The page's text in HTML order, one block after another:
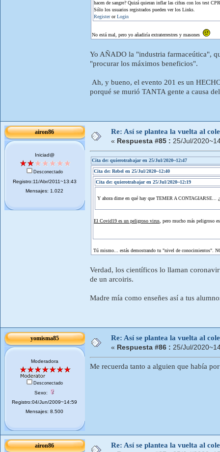
hacen de sangre? Quizá quieran inflar las cifras con los test CPR
Sólo los usuarios registrados pueden ver los Links.
RegisterorLogin
No está mal, pero yo añadiría extraterrestres y masones
Yo AÑADO la "industria farmaceútica",
"procurar los máximos beneficios".
Ah, y bueno, el evento 201 es un
porqué se murió TANTA gente a causa
airon86
Iniciad@
Desconectado
Registro:11/Abr/2011~13:43
Mensajes: 1.022
Re: Así se plantea la vuelta al
« Respuesta #85 : 25/Jul/
Cita de: quierotrabajar en 25/Jul/2020~12:47
Cita de: Rebel en 25/Jul/2020~12:40
Cita de: quierotrabajar en 25/Jul/2020~12:19
Y ahora dime en qué hay que TEMER A CONTAGIARSE...
El Covid19 es un peligroso virus , pero mucho más peligroso
Tú mismo... estás demostrando tu "nivel de conocimientos".
Verdad, los científicos lo llaman
de un arcoiris.
Madre mía como enseñes así a tus
yomisma85
Moderadora
Desconectado
Sexo:
Registro:04/Jun/2009~14:59
Mensajes: 8.500
Re: Así se plantea la vuelta al
« Respuesta #86 : 25/Jul/
Me recuerda tanto a alguien que había
airon86 Re: Así se plantea la vuelta al